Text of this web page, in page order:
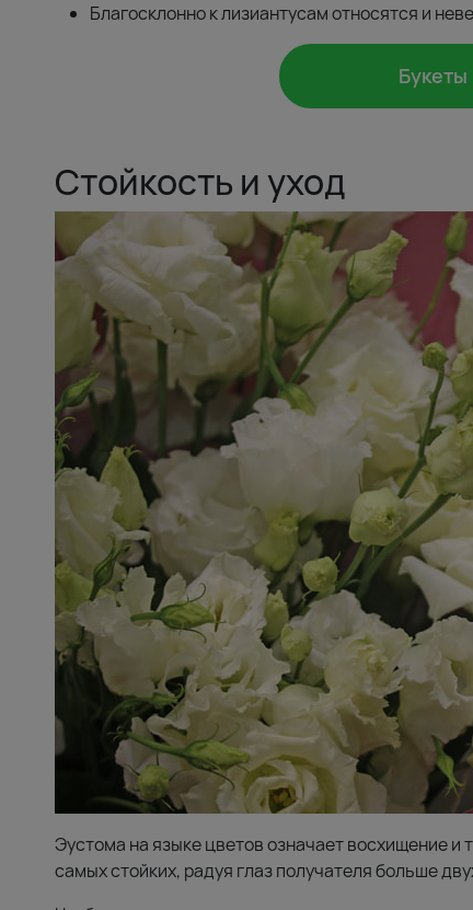
Благосклонно к лизиантусам относятся и
Букеты
Стойкость и уход
Эустома на языке цветов означает восхищение и
самых стойких, радуя глаз получателя больше